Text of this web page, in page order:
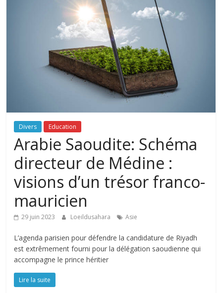
Divers Education
Arabie Saoudite: Schéma
directeur de Médine :
visions d’un trésor franco-
mauricien
29 juin 2023 Loeildusahara Asie
L’agenda parisien pour défendre la candidature de Riyadh
est extrêmement fourni pour la délégation saoudienne qui
accompagne le prince héritier
Lire la suite